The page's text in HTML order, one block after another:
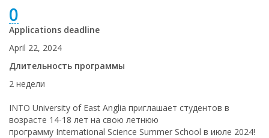
0
Applications deadline
April 22, 2024
Длительность программы
2 недели
INTO University of East Anglia приглашает студентов в
возрасте 14-18 лет на свою летнюю
программу International Science Summer School в июле 2024!